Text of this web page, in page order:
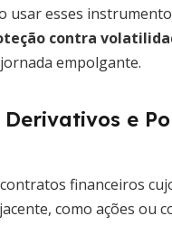
usar esses
contra
empolgante.
Derivativos e
financeiros
como ações ou